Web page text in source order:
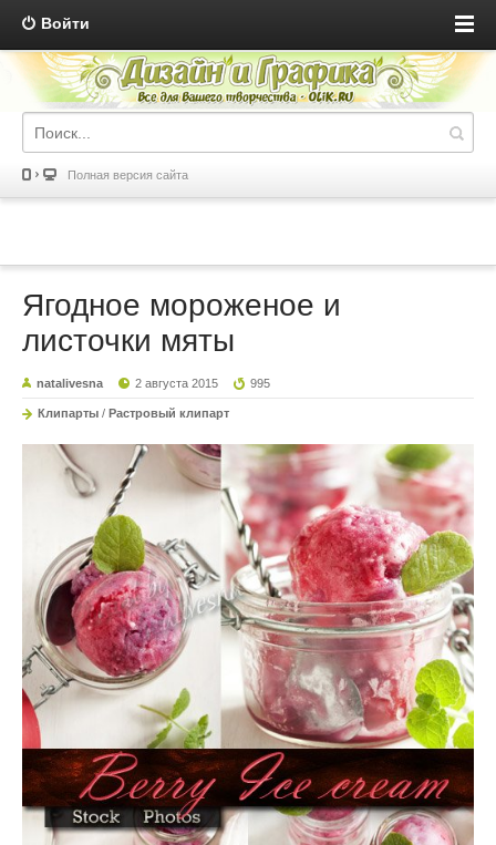
Войти
Полная версия сайта
Ягодное мороженое и
листочки мяты
natalivesna 2 августа 2015 995
Клипарты / Растровый клипарт